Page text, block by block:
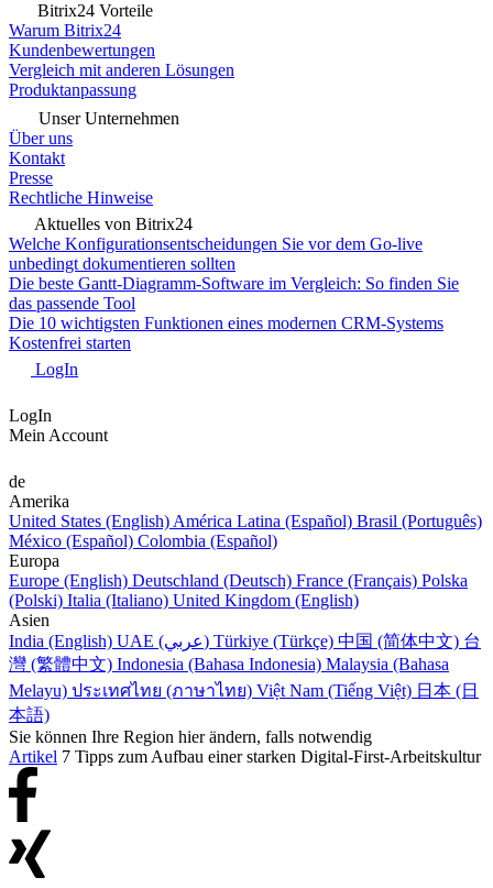
Bitrix24 Vorteile
Warum Bitrix24
Kundenbewertungen
Vergleich mit anderen Lösungen
Produktanpassung
Unser Unternehmen
Über uns
Kontakt
Presse
Rechtliche Hinweise
Aktuelles von Bitrix24
Welche Konfigurationsentscheidungen Sie vor dem Go-live
unbedingt dokumentieren sollten
Die beste Gantt-Diagramm-Software im Vergleich: So finden Sie
das passende Tool
Die 10 wichtigsten Funktionen eines modernen CRM-Systems
Kostenfrei starten
LogIn
LogIn
Mein Account
de
Amerika
United States (English) América Latina (Español) Brasil (Português)
México (Español) Colombia (Español)
Europa
Europe (English) Deutschland (Deutsch) France (Français) Polska
(Polski) Italia (Italiano) United Kingdom (English)
Asien
India (English)
UAE (عربي) Türkiye (Türkçe) 中国 (简体中文) 台
灣 (繁體中文) Indonesia (Bahasa Indonesia) Malaysia (Bahasa
Melayu) ประเทศไทย (ภาษาไทย) Việt Nam (Tiếng Việt) 日本 (日
本語)
Sie können Ihre Region hier ändern, falls notwendig
Artikel 7 Tipps zum Aufbau einer starken Digital-First-Arbeitskultur